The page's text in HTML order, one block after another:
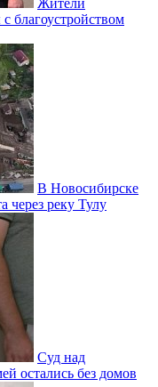
благоустройством
В Новосибирске
через реку Тулу
Суд над
остались без домов